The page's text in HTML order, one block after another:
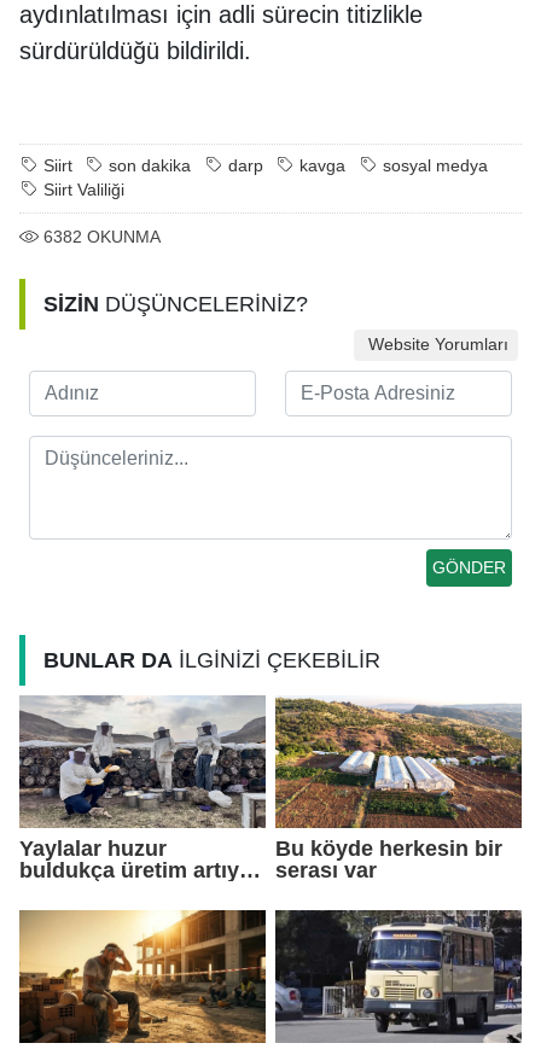
aydınlatılması için adli sürecin titizlikle
sürdürüldüğü bildirildi.
Siirt son dakika darp kavga
sosyal medya
Siirt Valiliği
6382 OKUNMA
SİZİN DÜŞÜNCELERİNİZ?
Website Yorumları
BUNLAR DA İLGİNİZİ ÇEKEBİLİR
Yaylalar huzur
buldukça üretim artıyor,
sahipleniyor
Bu köyde herkesin bir
serası var